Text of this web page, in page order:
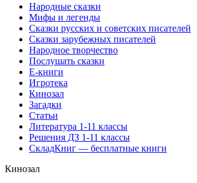
Народные сказки
Мифы и легенды
Сказки русских и советских писателей
Сказки зарубежных писателей
Народное творчество
Послушать сказки
Е-книги
Игротека
Кинозал
Загадки
Статьи
Литература 1-11 классы
Решения ДЗ 1-11 классы
СкладКниг — бесплатные книги
Кинозал